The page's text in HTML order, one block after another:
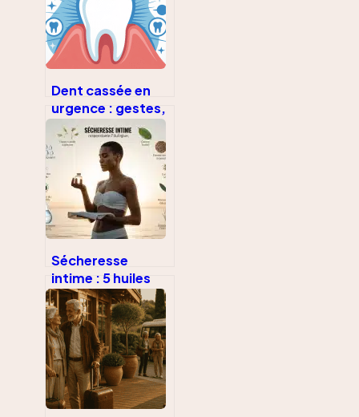
Dent cassée en
urgence : gestes,
soins et solutions
rapides
Sécheresse
intime : 5 huiles
végétales et 2
bains de siège
pour retrouver
votre confort
naturel